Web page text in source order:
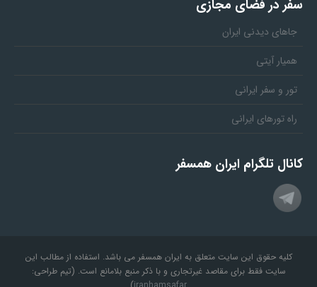
سفر در فضای مجازی
جاهای دیدنی ایران
همیار آیتی
تور و سفر ایرانی
راه تورهای ایرانی
کانال تلگرام ایران همسفر
کلیه حقوق این سایت متعلق به ایران همسفر می باشد. استفاده از مطالب این
سایت فقط برای مقاصد غیرتجاری و با ذکر منبع بلامانع است. (تیم طراحی: